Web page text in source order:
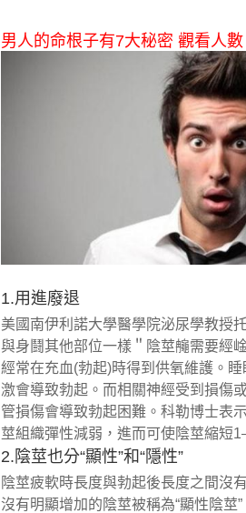
男人的命根子有7大秘密 觀看人
1.用進廢退
美國南伊利諾大學醫學院泌尿學教授
與身鬪其他部位一樣＂陰莖䶲需要經
經常在充血(勃起)時得到供氧維護。
激會導致勃起。而相關神經受到損傷
管損傷會導致勃起困難。科勒博士表
莖組織彈性減弱，進而可使陰莖縮短
2.陰莖也分“顯性”和“隱性”
陰莖疲軟時長度與勃起後長度之間沒
沒有明顯增加的陰莖被稱為“顯性陰莖